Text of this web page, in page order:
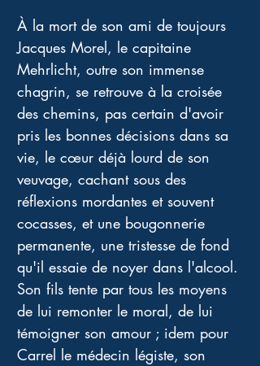
À la mort de son ami de toujours
Jacques Morel, le capitaine
Mehrlicht, outre son immense
chagrin, se retrouve à la croisée
des chemins, pas certain d'avoir
pris les bonnes décisions dans sa
vie, le cœur déjà lourd de son
veuvage, cachant sous des
réflexions mordantes et souvent
cocasses, et une bougonnerie
permanente, une tristesse de fond
qu'il essaie de noyer dans l'alcool.
Son fils tente par tous les moyens
de lui remonter le moral, de lui
témoigner son amour ; idem pour
Carrel le médecin légiste, son